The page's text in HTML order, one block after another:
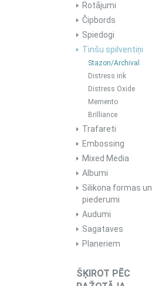
Rotājumi
Čipbords
Spiedogi
Tinšu spilventiņi
Stazon/Archival
Distress ink
Distress Oxide
Memento
Brilliance
Trafareti
Embossing
Mixed Media
Albumi
Silikona formas un
piederumi
Audumi
Sagataves
Planeriem
ŠĶIROT PĒC